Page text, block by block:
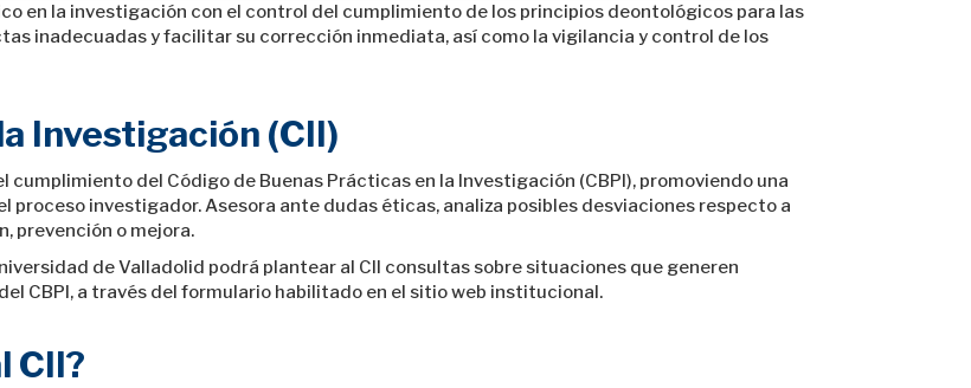
en la investigación con el control del cumplimiento de los principios deontológicos para las
inadecuadas y facilitar su corrección inmediata, así como la vigilancia y control de los
Investigación (CII)
cumplimiento del Código de Buenas Prácticas en la Investigación (CBPI), promoviendo una
investigador. Asesora ante dudas éticas, analiza posibles desviaciones respecto a
prevención o mejora.
de Valladolid podrá plantear al CII consultas sobre situaciones que generen
CBPI, a través del formulario habilitado en el sitio web institucional.
CII?